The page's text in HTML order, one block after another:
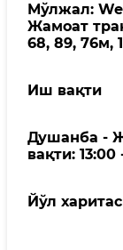
Мўлжал:
Жамоат
68, 89, 76м,
Иш вақти
Душанба -
вақти: 13:00
Йўл